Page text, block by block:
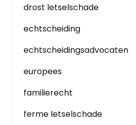
drost letselschade
echtscheiding
echtscheidingsadvocaten
europees
familierecht
ferme letselschade